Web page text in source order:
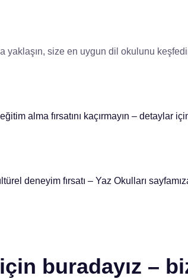
yaklaşın, size en uygun dil okulunu
alma fırsatını kaçırmayın – detaylar
deneyim fırsatı – Yaz Okulları
buradayız –